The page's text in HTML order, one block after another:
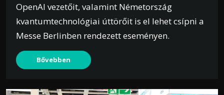
OpenAI vezetőit, valamint Németország
kvantumtechnológiai úttörőit is el lehet csípni a
Messe Berlinben rendezett eseményen.
Bővebben